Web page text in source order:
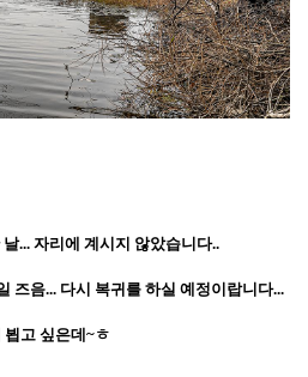
... 자리에 계시지 않았습니다..
즈음... 다시 복귀를 하실 예정이랍니다...
뵙고 싶은데~ㅎ